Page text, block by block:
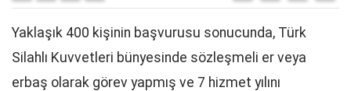
Yaklaşık 400 kişinin başvurusu sonucunda, Türk
Silahlı Kuvvetleri bünyesinde sözleşmeli er veya
erbaş olarak görev yapmış ve 7 hizmet yılını